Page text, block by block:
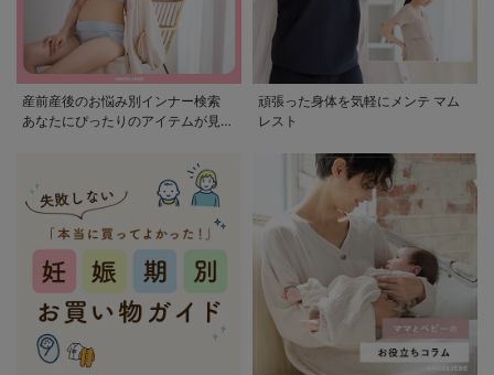
産前産後のお悩み別インナー検索
あなたにぴったりのアイテムが見つ
頑張った身体を気軽にメンテ マム
レスト